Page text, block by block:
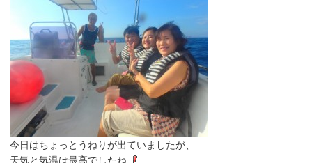
今日はちょっとうねりが出ていましたが、
天気と気温は最高でしたね